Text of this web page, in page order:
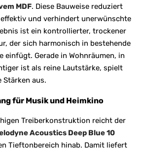
MDF. Diese Bauweise reduziert
effektiv und verhindert unerwünschte
ist ein kontrollierter, trockener
der sich harmonisch in bestehende
einfügt. Gerade in Wohnräumen, in
ist als reine Lautstärke, spielt
Stärken aus.
für Musik und Heimkino
Treiberkonstruktion reicht der
Acoustics Deep Blue 10
Tieftonbereich hinab. Damit liefert